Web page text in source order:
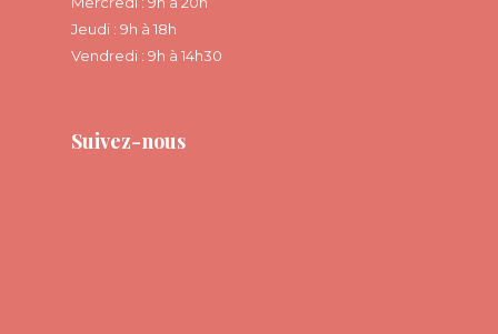
Jeudi : 9h à 18h
Vendredi : 9h à 14h30
Suivez-nous